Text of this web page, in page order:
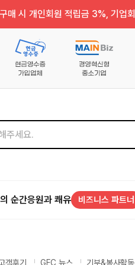
매 시 개인회원 적립금 3%, 기업
순간응원과 쾌유 비즈니스 파트너
객후기 GFC 뉴스 기부&봉사활동